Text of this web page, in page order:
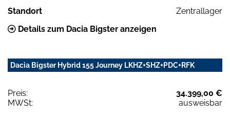
Standort
Zentrallager
Details zum Dacia Bigster anzeigen
Dacia Bigster Hybrid 155 Journey LKHZ+SHZ+PDC+RFK
Preis:
34.399,00 €
MWSt:
ausweisbar